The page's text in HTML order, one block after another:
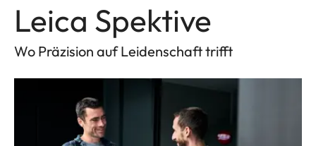
Leica Spektive
Wo Präzision auf Leidenschaft trifft